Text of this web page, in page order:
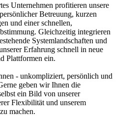
Unternehmen profitieren unsere
Betreuung, kurzen
und einer schnellen,
Gleichzeitig integrieren
Systemlandschaften und
Erfahrung schnell in neue
Plattformen ein.
- unkompliziert, persönlich und
geben wir Ihnen die
ein Bild von unserer
Flexibilität und unserem
machen.